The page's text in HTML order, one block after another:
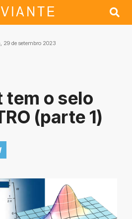
29 de setembro 2023
tem o selo
(parte 1)